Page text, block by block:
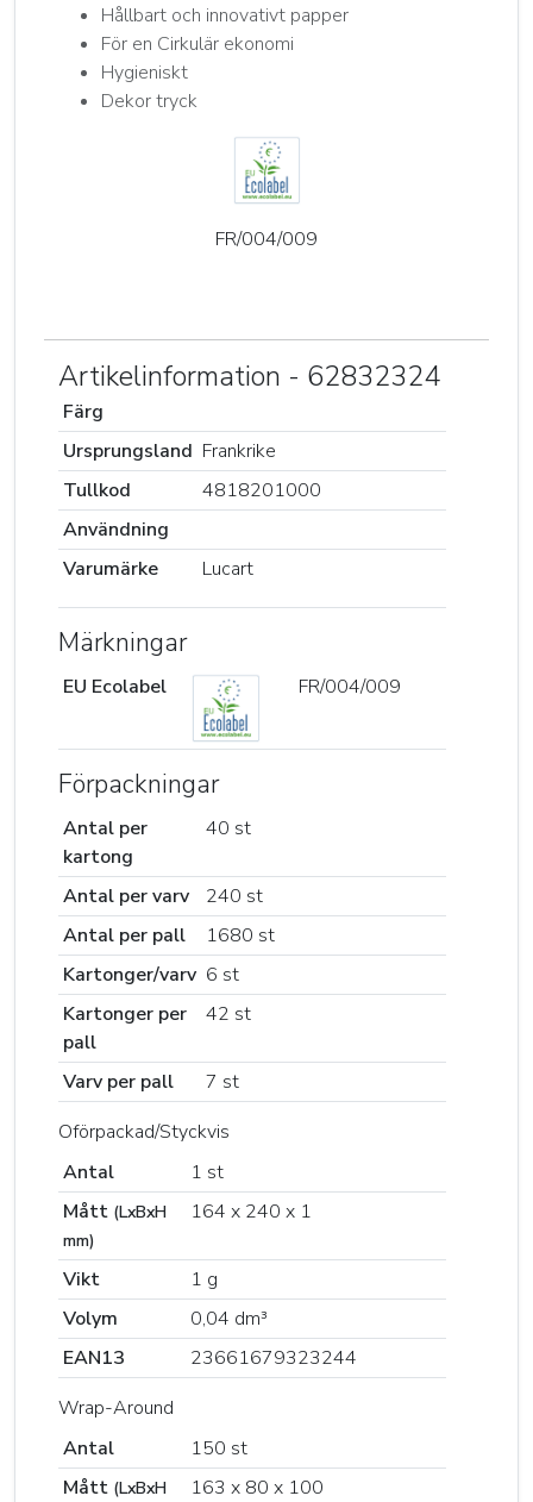
Hållbart och innovativt papper
För en Cirkulär ekonomi
Hygieniskt
Dekor tryck
FR/004/009
Artikelinformation - 62832324
Färg
Ursprungsland Frankrike
Tullkod
4818201000
Användning
Varumärke
Lucart
Märkningar
EU Ecolabel FR/004/009
Förpackningar
Antal per
kartong
40 st
Antal per varv
240 st
Antal per pall
1680 st
Kartonger/varv 6 st
Kartonger per
pall
42 st
Varv per pall
7 st
Oförpackad/Styckvis
Antal
1 st
Mått (LxBxH
mm)
164 x 240 x 1
Vikt
1 g
Volym
0,04 dm³
EAN13
23661679323244
Wrap-Around
Antal
150 st
Mått (LxBxH
163 x 80 x 100